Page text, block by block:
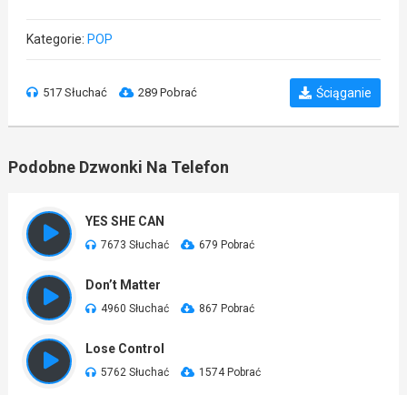
Kategorie: POP
517 Słuchać 289 Pobrać Ściąganie
Podobne Dzwonki Na Telefon
YES SHE CAN
7673 Słuchać 679 Pobrać
Don’t Matter
4960 Słuchać 867 Pobrać
Lose Control
5762 Słuchać 1574 Pobrać